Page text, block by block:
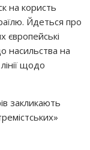
на користь
Йдеться про
європейські
насильства на
щодо
закликають